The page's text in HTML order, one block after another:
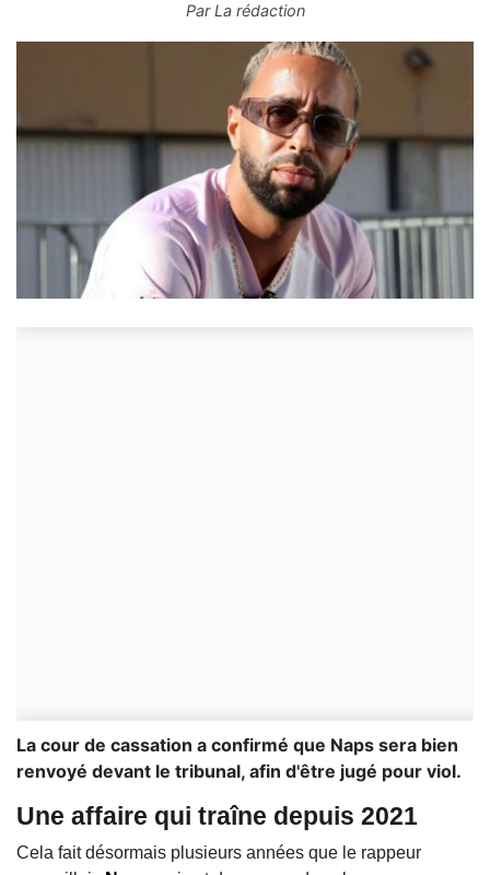
ParLa rédaction
La cour de cassation a confirmé que Naps sera bien
renvoyé devant le tribunal, afin d'être jugé pour viol.
Une affaire qui traîne depuis 2021
Cela fait désormais plusieurs années que le rappeur